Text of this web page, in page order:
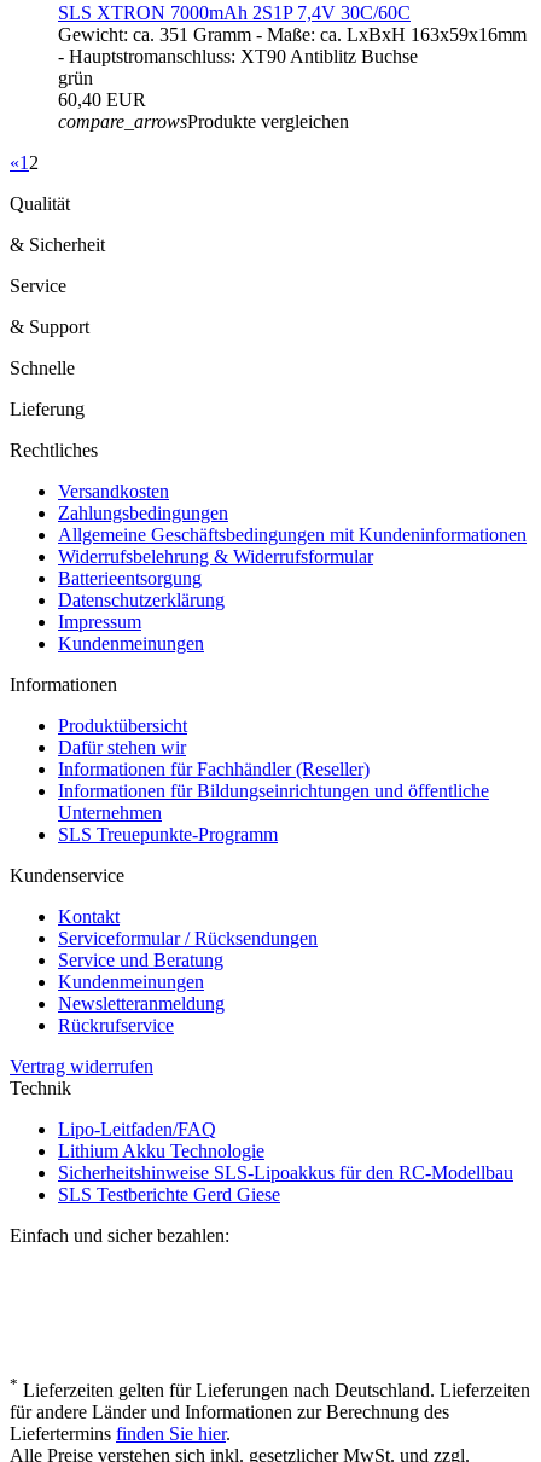
SLS XTRON 7000mAh 2S1P 7,4V 30C/60C
Gewicht: ca. 351 Gramm - Maße: ca. LxBxH 163x59x16mm
- Hauptstromanschluss: XT90 Antiblitz Buchse
grün
60,40 EUR
compare_arrowsProdukte vergleichen
«1 2
Qualität
& Sicherheit
Service
& Support
Schnelle
Lieferung
Rechtliches
Versandkosten
Zahlungsbedingungen
Allgemeine Geschäftsbedingungen mit Kundeninformationen
Widerrufsbelehrung & Widerrufsformular
Batterieentsorgung
Datenschutzerklärung
Impressum
Kundenmeinungen
Informationen
Produktübersicht
Dafür stehen wir
Informationen für Fachhändler (Reseller)
Informationen für Bildungseinrichtungen und öffentliche
Unternehmen
SLS Treuepunkte-Programm
Kundenservice
Kontakt
Serviceformular / Rücksendungen
Service und Beratung
Kundenmeinungen
Newsletteranmeldung
Rückrufservice
Vertrag widerrufen
Technik
Lipo-Leitfaden/FAQ
Lithium Akku Technologie
Sicherheitshinweise SLS-Lipoakkus für den RC-Modellbau
SLS Testberichte Gerd Giese
Einfach und sicher bezahlen:
* Lieferzeiten gelten für Lieferungen nach Deutschland. Lieferzeiten
für andere Länder und Informationen zur Berechnung des
Liefertermins finden Sie hier.
Alle Preise verstehen sich inkl. gesetzlicher MwSt. und zzgl.